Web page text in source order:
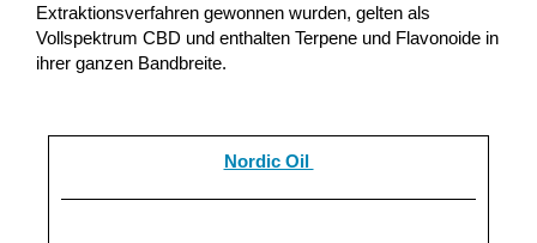
Extraktionsverfahren gewonnen wurden, gelten als
Vollspektrum CBD und enthalten Terpene und Flavonoide in
ihrer ganzen Bandbreite.
Nordic Oil